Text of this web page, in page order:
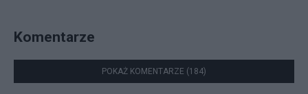
Komentarze
POKAŻ KOMENTARZE (184)